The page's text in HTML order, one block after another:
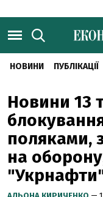
НОВИНИ ПУБЛІКАЦІЇ
Новини 13
поляками,
на